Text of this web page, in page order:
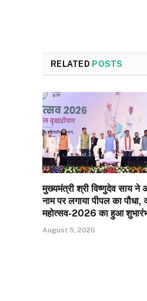
RELATED POSTS
मुख्यमंत्री श्री विष्णुदेव साय ने
नाम पर लगाया पीपल का पौधा,
महोत्सव-2026 का हुआ
August 5, 2026